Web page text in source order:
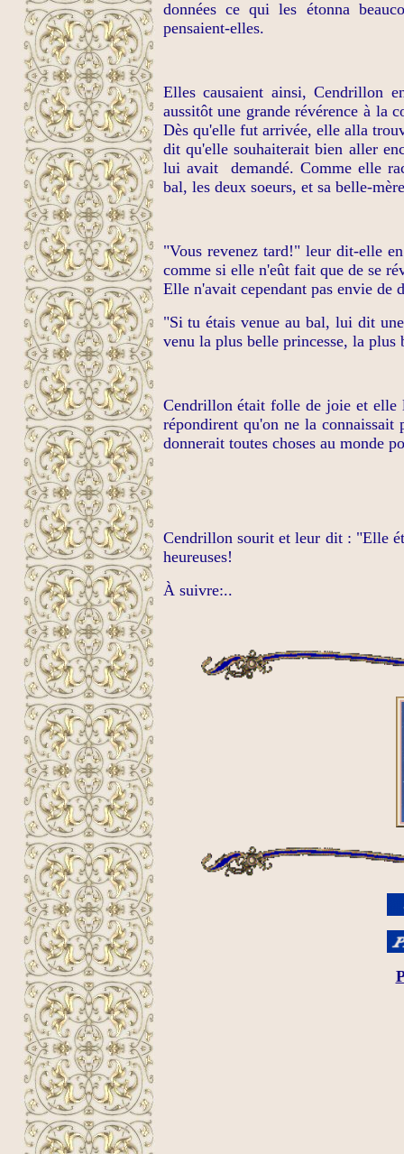
données ce qui les étonna
pensaient-elles.
Elles causaient ainsi, Cendrillon
aussitôt une grande révérence à la
Dès qu'elle fut arrivée, elle alla
dit qu'elle souhaiterait bien aller
lui avait
demandé. Comme elle
bal, les deux soeurs, et sa belle-mère
"Vous revenez tard!" leur dit-elle
comme si elle n'eût fait que de se
Elle n'avait cependant pas envie de
"Si tu étais venue au bal, lui dit
venu la plus belle princesse, la plus
Cendrillon était folle de joie et elle
répondirent qu'on ne la
donnerait toutes choses au monde
Cendrillon sourit et leur dit : "Elle
heureuses!
À suivre:..